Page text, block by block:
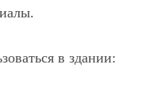
в здании: